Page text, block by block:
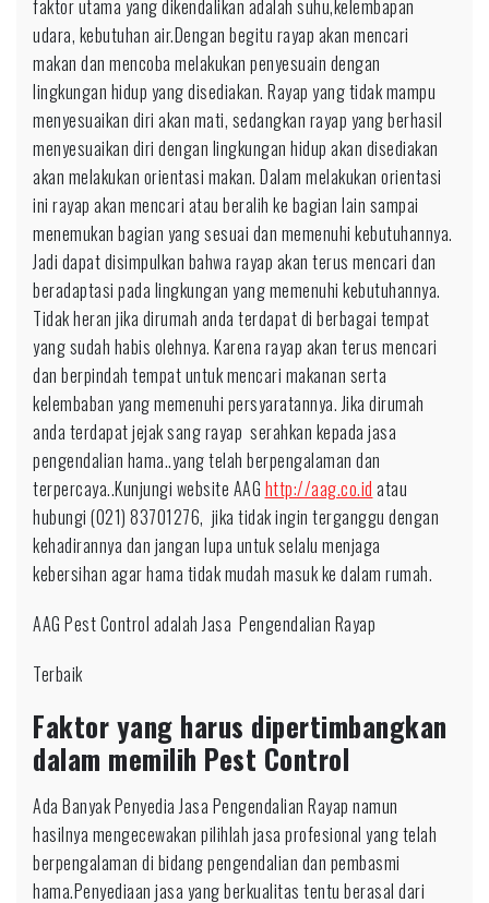
faktor utama yang dikendalikan adalah suhu,kelembapan
udara, kebutuhan air.Dengan begitu rayap akan mencari
makan dan mencoba melakukan penyesuain dengan
lingkungan hidup yang disediakan. Rayap yang tidak mampu
menyesuaikan diri akan mati, sedangkan rayap yang berhasil
menyesuaikan diri dengan lingkungan hidup akan disediakan
akan melakukan orientasi makan. Dalam melakukan orientasi
ini rayap akan mencari atau beralih ke bagian lain sampai
menemukan bagian yang sesuai dan memenuhi kebutuhannya.
Jadi dapat disimpulkan bahwa rayap akan terus mencari dan
beradaptasi pada lingkungan yang memenuhi kebutuhannya.
Tidak heran jika dirumah anda terdapat di berbagai tempat
yang sudah habis olehnya. Karena rayap akan terus mencari
dan berpindah tempat untuk mencari makanan serta
kelembaban yang memenuhi persyaratannya. Jika dirumah
anda terdapat jejak sang rayap serahkan kepada jasa
pengendalian hama..yang telah berpengalaman dan
terpercaya..Kunjungi website AAG http://aag.co.id atau
hubungi (021) 83701276, jika tidak ingin terganggu dengan
kehadirannya dan jangan lupa untuk selalu menjaga
kebersihan agar hama tidak mudah masuk ke dalam rumah.
AAG Pest Control adalah Jasa Pengendalian Rayap
Terbaik
Faktor yang harus dipertimbangkan
dalam memilih Pest Control
Ada Banyak Penyedia Jasa Pengendalian Rayap namun
hasilnya mengecewakan pilihlah jasa profesional yang telah
berpengalaman di bidang pengendalian dan pembasmi
hama.Penyediaan jasa yang berkualitas tentu berasal dari